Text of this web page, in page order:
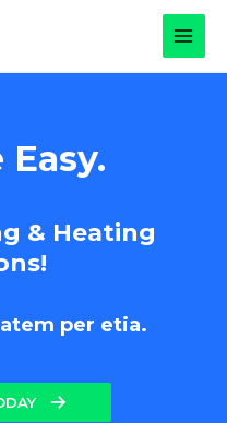
& Heating
per etia.